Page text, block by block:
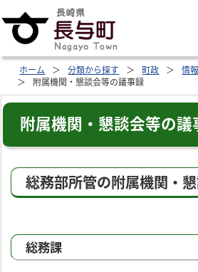
ホーム 分類から探す 町政
情
附属機関・懇談会等の議事録
附属機関・懇談会等の議
総務部所管の附属機関・
総務課